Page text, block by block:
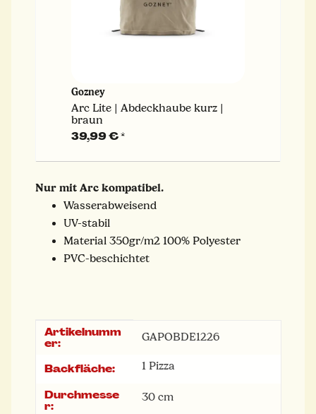
Gozney
Arc Lite | Abdeckhaube kurz |
braun
39,99 €*
Nur mit Arc kompatibel.
Wasserabweisend
UV-stabil
Material 350gr/m2 100% Polyester
PVC-beschichtet
Produkteigenschaft
Wert
Artikelnumm
er:
GAPOBDE1226
Backfläche: 1 Pizza
Durchmesse
r:
30 cm